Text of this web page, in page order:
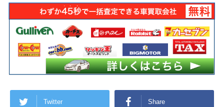
Twitter Share